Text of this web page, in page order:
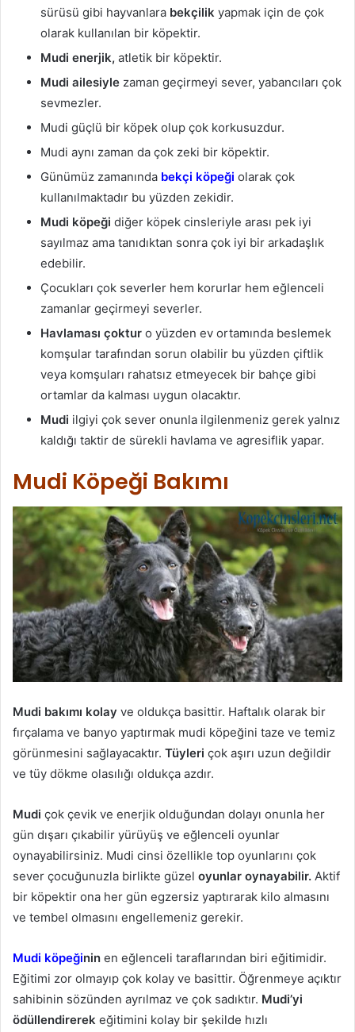
sürüsü gibi hayvanlara bekçilik yapmak için de çok
olarak kullanılan bir köpektir.
Mudi enerjik, atletik bir köpektir.
Mudi ailesiyle zaman geçirmeyi sever, yabancıları çok
sevmezler.
Mudi güçlü bir köpek olup çok korkusuzdur.
Mudi aynı zaman da çok zeki bir köpektir.
Günümüz zamanında bekçi köpeği olarak çok
kullanılmaktadır bu yüzden zekidir.
Mudi köpeği diğer köpek cinsleriyle arası pek iyi
sayılmaz ama tanıdıktan sonra çok iyi bir arkadaşlık
edebilir.
Çocukları çok severler hem korurlar hem eğlenceli
zamanlar geçirmeyi severler.
Havlaması çoktur o yüzden ev ortamında beslemek
komşular tarafından sorun olabilir bu yüzden çiftlik
veya komşuları rahatsız etmeyecek bir bahçe gibi
ortamlar da kalması uygun olacaktır.
Mudi ilgiyi çok sever onunla ilgilenmeniz gerek yalnız
kaldığı taktir de sürekli havlama ve agresiflik yapar.
Mudi Köpeği Bakımı
Mudi bakımı kolay ve oldukça basittir. Haftalık olarak bir
fırçalama ve banyo yaptırmak mudi köpeğini taze ve temiz
görünmesini sağlayacaktır. Tüyleri çok aşırı uzun değildir
ve tüy dökme olasılığı oldukça azdır.
Mudi çok çevik ve enerjik olduğundan dolayı onunla her
gün dışarı çıkabilir yürüyüş ve eğlenceli oyunlar
oynayabilirsiniz. Mudi cinsi özellikle top oyunlarını çok
sever çocuğunuzla birlikte güzel oyunlar oynayabilir. Aktif
bir köpektir ona her gün egzersiz yaptırarak kilo almasını
ve tembel olmasını engellemeniz gerekir.
Mudi köpeğinin en eğlenceli taraflarından biri eğitimidir.
Eğitimi zor olmayıp çok kolay ve basittir. Öğrenmeye açıktır
sahibinin sözünden ayrılmaz ve çok sadıktır. Mudi’yi
ödüllendirerek eğitimini kolay bir şekilde hızlı